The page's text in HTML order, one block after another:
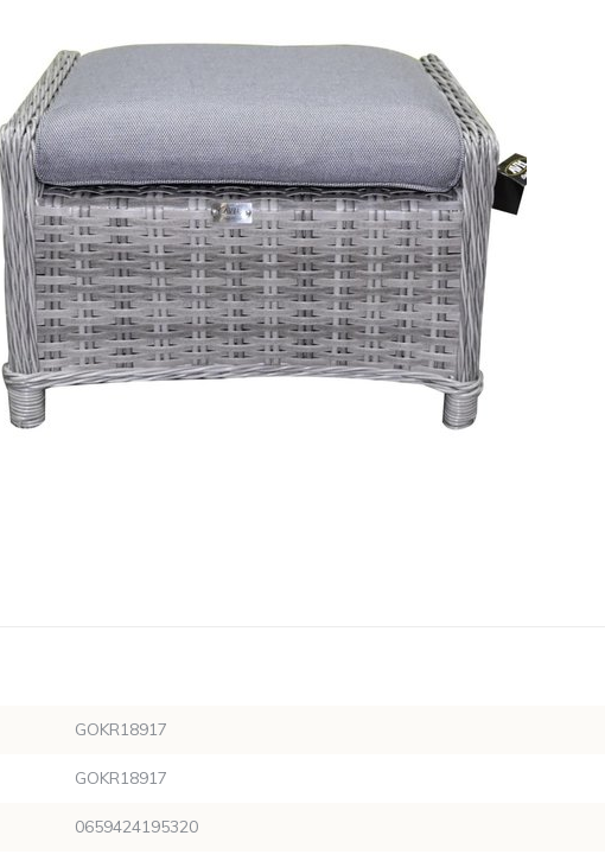
GOKR18917
GOKR18917
0659424195320